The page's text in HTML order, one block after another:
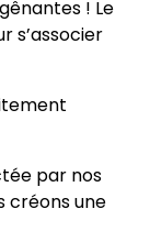
! Le
s’associer
par nos
créons une